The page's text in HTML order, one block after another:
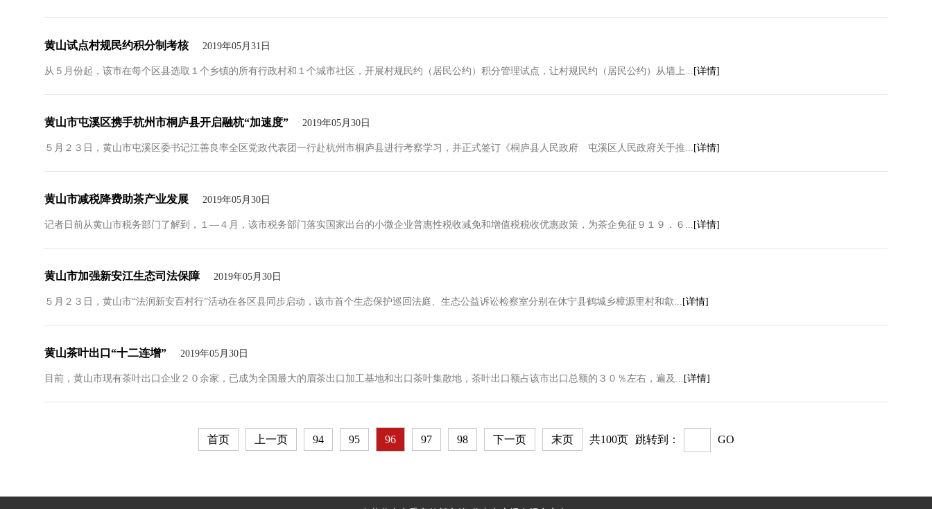
黄山试点村规民约积分制考核 2019年05月31日
从５月份起，该市在每个区县选取１个乡镇的所有行政村和１个城市社区，开展村规民约（居民公约）积分管理试点，让村规民约（居民公约）从墙上... [详情]
黄山市屯溪区携手杭州市桐庐县开启融杭“加速度” 2019年05月30日
５月２３日，黄山市屯溪区委书记江善良率全区党政代表团一行赴杭州市桐庐县进行考察学习，并正式签订《桐庐县人民政府 屯溪区人民政府关于推... [详情]
黄山市减税降费助茶产业发展 2019年05月30日
记者日前从黄山市税务部门了解到，１—４月，该市税务部门落实国家出台的小微企业普惠性税收减免和增值税税收优惠政策，为茶企免征９１９．６... [详情]
黄山市加强新安江生态司法保障 2019年05月30日
５月２３日，黄山市“法润新安百村行”活动在各区县同步启动，该市首个生态保护巡回法庭、生态公益诉讼检察室分别在休宁县鹤城乡樟源里村和歙... [详情]
黄山茶叶出口“十二连增” 2019年05月30日
​目前，黄山市现有茶叶出口企业２０余家，已成为全国最大的眉茶出口加工基地和出口茶叶集散地，茶叶出口额占该市出口总额的３０％左右，遍及... [详情]
首页 上一页 94 95 96 97 98 下一页 末页 共100页 跳转到： GO